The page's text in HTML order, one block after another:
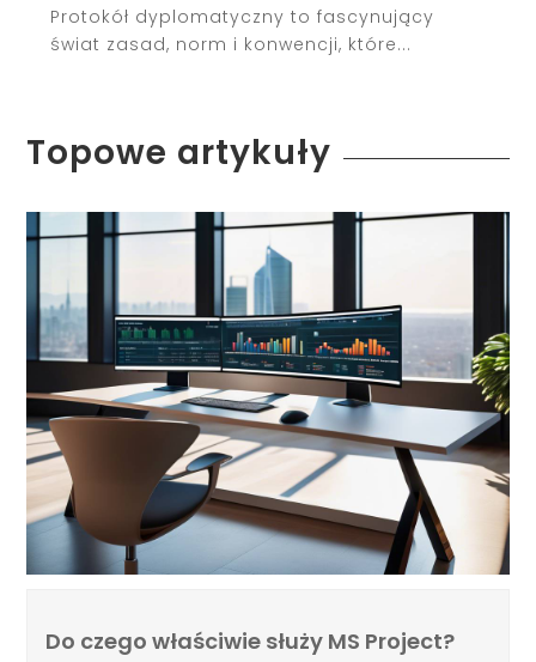
Protokół dyplomatyczny to fascynujący
świat zasad, norm i konwencji, które...
Topowe artykuły
Do czego właściwie służy MS Project?